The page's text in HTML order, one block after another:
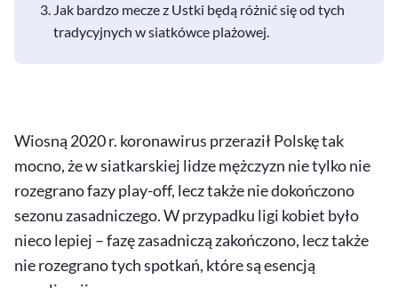
Jak bardzo mecze z Ustki będą różnić się od tych
tradycyjnych w siatkówce plażowej.
Wiosną 2020 r. koronawirus przeraził Polskę tak
mocno, że w siatkarskiej lidze mężczyzn nie tylko nie
rozegrano fazy play-off, lecz także nie dokończono
sezonu zasadniczego. W przypadku ligi kobiet było
nieco lepiej – fazę zasadniczą zakończono, lecz także
nie rozegrano tych spotkań, które są esencją